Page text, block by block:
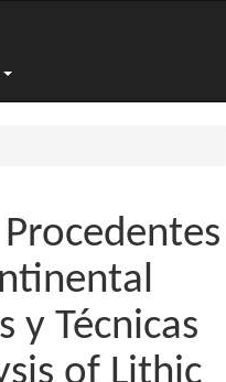
y Técnicas